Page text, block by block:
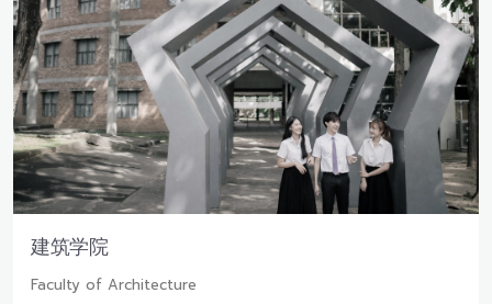
建筑学院
Faculty of Architecture